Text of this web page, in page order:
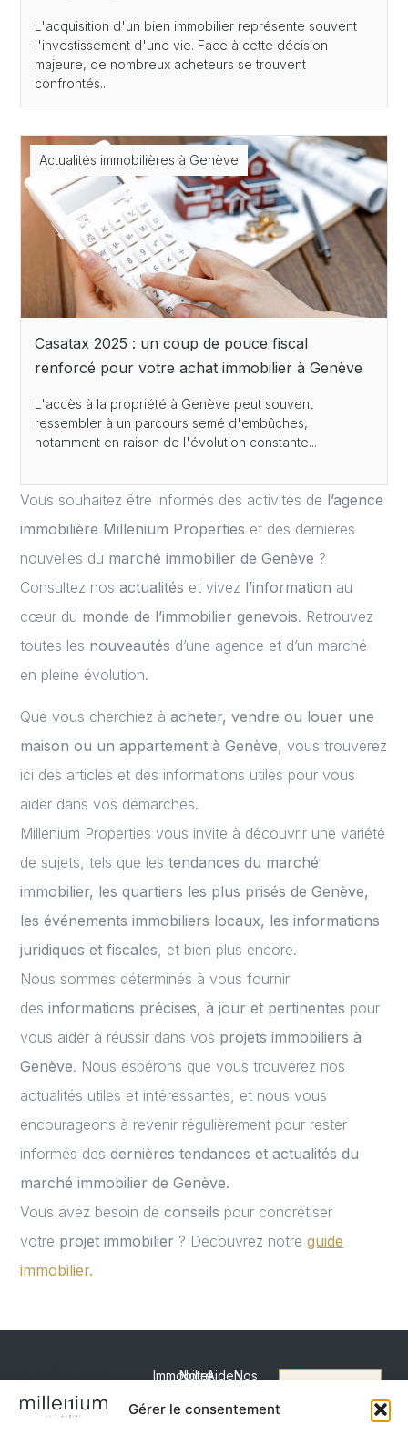
Gérer le consentement
L'acquisition d'un bien immobilier représente souvent
l'investissement d'une vie. Face à cette décision
majeure, de nombreux acheteurs se trouvent
confrontés...
Actualités immobilières à Genève
Casatax 2025 : un coup de pouce fiscal
renforcé pour votre achat immobilier à Genève
L'accès à la propriété à Genève peut souvent
ressembler à un parcours semé d'embûches,
notamment en raison de l'évolution constante...
Vous souhaitez être informés des activités de l’agence
immobilière Millenium Properties et des dernières
nouvelles du marché immobilier de Genève ?
Consultez nosactualités et vivez l’information au
cœur du monde de l’immobilier genevois. Retrouvez
toutes les nouveautés d’une agence et d’un marché
en pleine évolution.
Que vous cherchiez àacheter, vendre ou louer une
maison ou un appartement à Genève, vous trouverez
ici des articles et des informations utiles pour vous
aider dans vos démarches.
Millenium Properties vous invite à découvrir une variété
de sujets, tels que lestendances du marché
immobilier, les quartiers les plus prisés de Genève,
les événements immobiliers locaux, les informations
juridiques et fiscales, et bien plus encore.
Nous sommes déterminés à vous fournir
des informations précises, à jour et pertinentes pour
vous aider à réussir dans vos projets immobiliers à
Genève. Nous espérons que vous trouverez nos
actualités utiles et intéressantes, et nous vous
encourageons à revenir régulièrement pour rester
informés desdernières tendances et actualités du
marché immobilier de Genève.
Vous avez besoin deconseils pour concrétiser
votre projet immobilier ? Découvrez notreguide
immobilier.
Boulevard du
théâtre 5
Immobilier
Acheter
Notre
Millenium
Aide
gratuite
Nos
Rive